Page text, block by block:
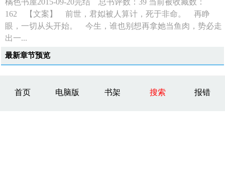
橘色书屋2015-09-20完结 总书评数：39 当前被收藏数：
162 【文案】 前世，君姒被人算计，死于非命。 再睁
眼，一切从头开始。 今生，谁也别想再拿她当鱼肉，势必走
出一...
最新章节预览
首页 电脑版 书架 搜索 报错